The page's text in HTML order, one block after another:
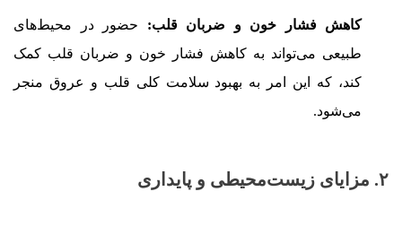
کاهش فشار خون و ضربان قلب: حضور در محیط‌های
طبیعی می‌تواند به کاهش فشار خون و ضربان قلب کمک
کند، که این امر به بهبود سلامت کلی قلب و عروق منجر
می‌شود.
۲. مزایای زیست‌محیطی و پایداری